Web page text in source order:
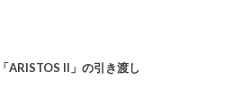
ARISTOS II」の引き渡し